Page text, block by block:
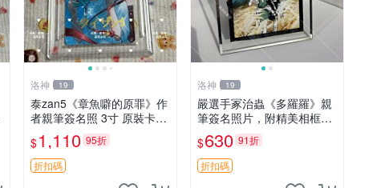
洛神 19
泰zan5《章魚噼的原罪》作
者親筆簽名照 3寸 原裝卡磚
收藏級照片 章魚噼 原罪 泰z
an5
$1,110 95折
折扣碼
洛神 19
嚴選手冢治蟲《多羅羅》親
筆簽名照片，附精美相框，
尺寸17.8x12.7cm 多羅羅 簽
名照 相框 限量收藏
$630 91折
折扣碼